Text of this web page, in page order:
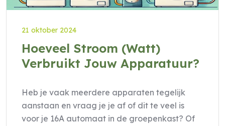
21 oktober 2024
Hoeveel Stroom (Watt)
Verbruikt Jouw Apparatuur?
Heb je vaak meerdere apparaten tegelijk
aanstaan en vraag je je af of dit te veel is
voor je 16A automaat in de groepenkast? Of